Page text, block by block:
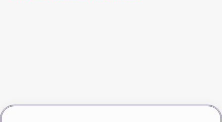
vdcasino girişbetexper